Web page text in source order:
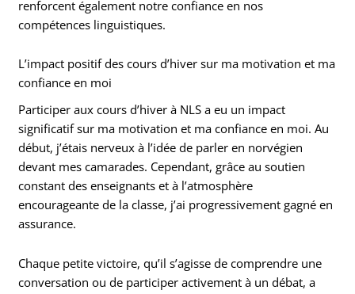
renforcent également notre confiance en nos
compétences linguistiques.
L’impact positif des cours d’hiver sur ma motivation et ma
confiance en moi
Participer aux cours d’hiver à NLS a eu un impact
significatif sur ma motivation et ma confiance en moi. Au
début, j’étais nerveux à l’idée de parler en norvégien
devant mes camarades. Cependant, grâce au soutien
constant des enseignants et à l’atmosphère
encourageante de la classe, j’ai progressivement gagné en
assurance.
Chaque petite victoire, qu’il s’agisse de comprendre une
conversation ou de participer activement à un débat, a